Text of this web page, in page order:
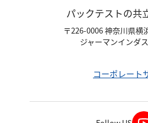
パックテストの共
〒226-0006 神奈川県横
ジャーマンインダ
コーポレート
ホルムアルデヒド
グルコース